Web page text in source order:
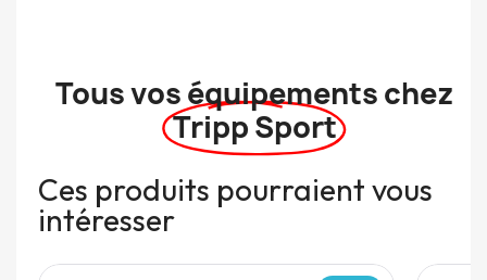
Tous vos équipements chez
Tripp Sport
Ces produits pourraient vous
intéresser